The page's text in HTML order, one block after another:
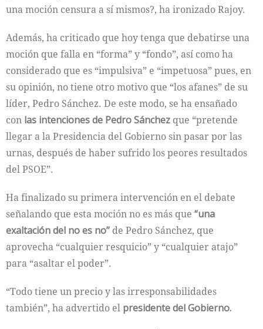
una moción censura a sí mismos?, ha ironizado Rajoy.
Además, ha criticado que hoy tenga que debatirse una
moción que falla en “forma” y “fondo”, así como ha
considerado que es “impulsiva” e “impetuosa” pues, en
su opinión, no tiene otro motivo que “los afanes” de su
líder, Pedro Sánchez. De este modo, se ha ensañado
con las intenciones de Pedro Sánchez que “pretende
llegar a la Presidencia del Gobierno sin pasar por las
urnas, después de haber sufrido los peores resultados
del PSOE”.
Ha finalizado su primera intervención en el debate
señalando que esta moción no es más que “una
exaltación del no es no” de Pedro Sánchez, que
aprovecha “cualquier resquicio” y “cualquier atajo”
para “asaltar el poder”.
“Todo tiene un precio y las irresponsabilidades
también”, ha advertido el presidente del Gobierno.